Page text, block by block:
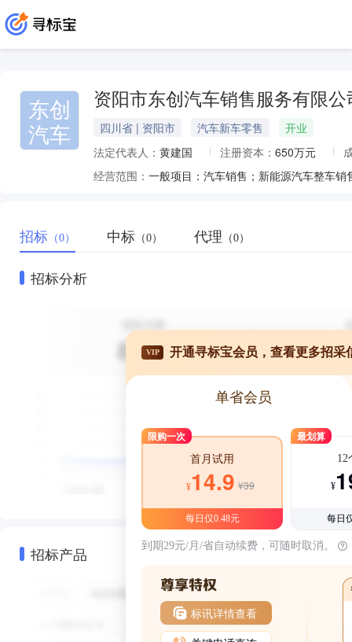
东创
汽车
资阳市东创汽车销售服务有限公
四川省 | 资阳市 汽车新车零售
开业
法定代表人： 黄建国 注册资本： 650万元
经营范围：
招标 （0） 中标 （0） 代理 （0）
招标分析
招标产品
VIP 开通寻标宝会员，查看更多招采
单省会员
限购一次
首月试用
¥14.9 ¥39
每日仅0.48元
最划算
12
¥
每日
到期29元/月/省自动续费，可随时取消。
标讯详情查看